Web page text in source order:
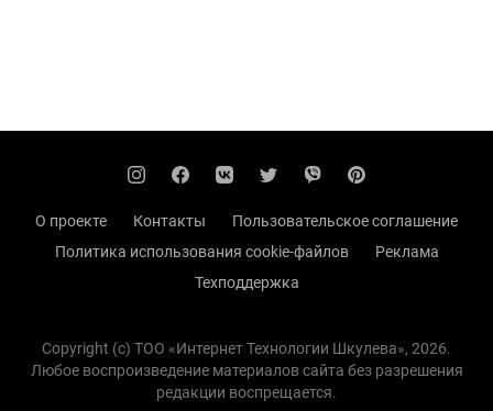
О проекте Контакты
Пользовательское соглашение
Политика использования cookie-файлов
Реклама
Техподдержка
Copyright (с) TOO «Интернет Технологии Шкулева», 2026.
Любое воспроизведение материалов сайта без разрешения
редакции воспрещается.